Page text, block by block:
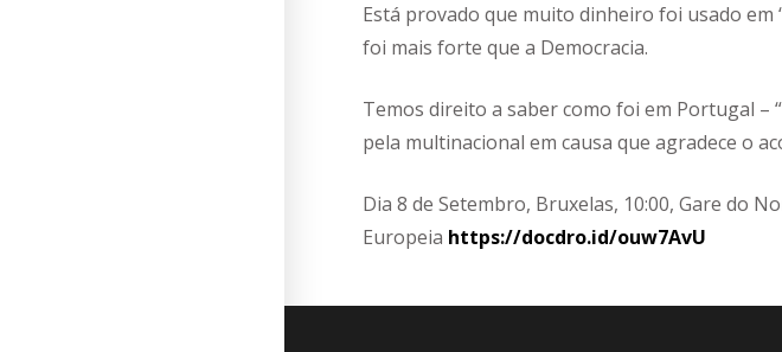
Está provado que muito dinheiro foi usado em
foi mais forte que a Democracia.
Temos direito a saber como foi em Portugal –
pela multinacional em causa que agradece o
Dia 8 de Setembro, Bruxelas, 10:00, Gare do
Europeia https://docdro.id/ouw7AvU